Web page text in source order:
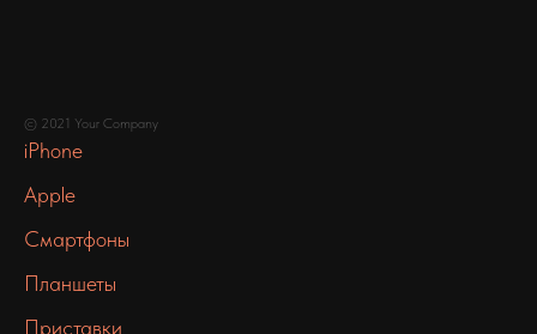
© 2021 Your Company
iPhone
Apple
Смартфоны
Планшеты
Приставки